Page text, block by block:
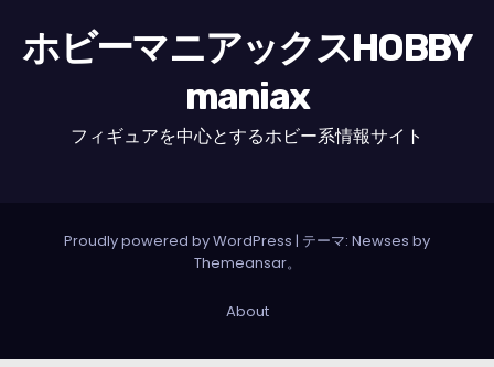
ホビーマニアックスHOBBY
maniax
フィギュアを中心とするホビー系情報サイト
Proudly powered by WordPress | テーマ: Newses by
Themeansar。
About